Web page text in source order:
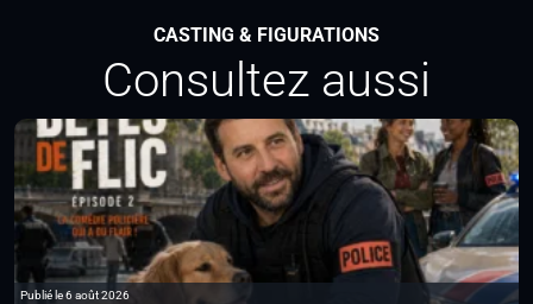
CASTING & FIGURATIONS
Consultez aussi
Publié le 6 août 2026